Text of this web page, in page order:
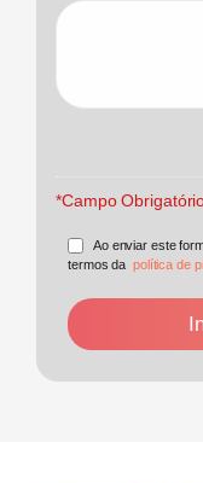
*Campo
Ao enviar este
termos da política de